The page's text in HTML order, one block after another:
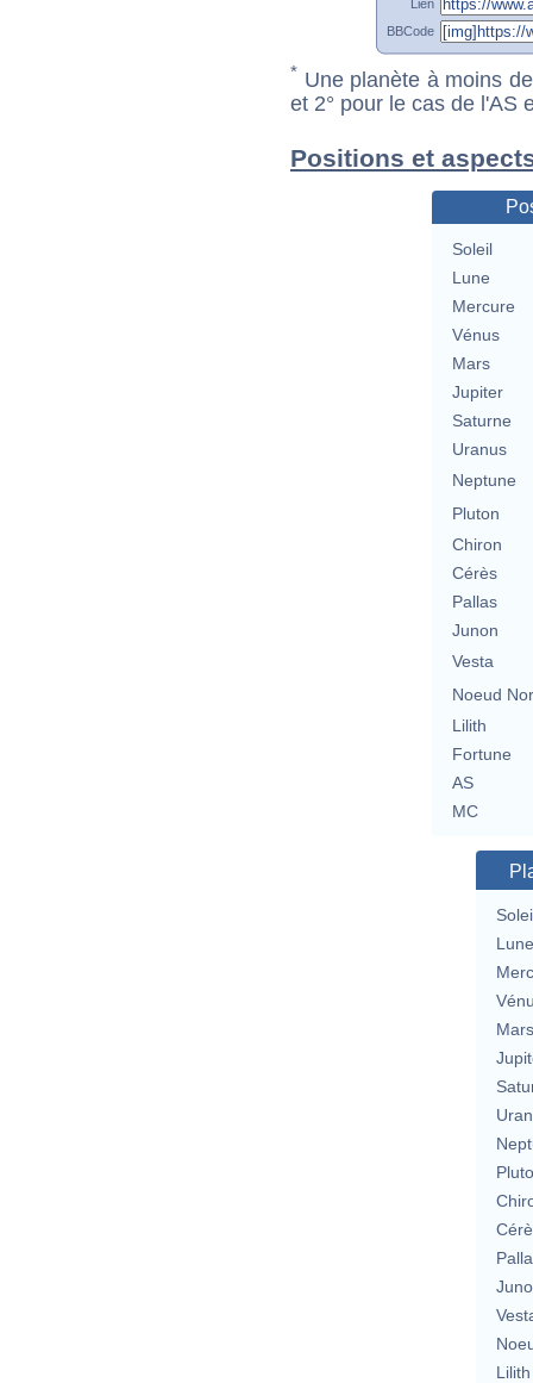
Lien
BBCode
* Une planète à moins
et 2° pour le cas de l'AS
Positions et
Soleil
Lune
Mercure
Vénus
Mars
Jupiter
Saturne
Uranus
Neptune
Pluton
Chiron
Cérès
Pallas
Junon
Vesta
Noeud
Lilith
Fortune
AS
MC
Lune
Mars
Lilith